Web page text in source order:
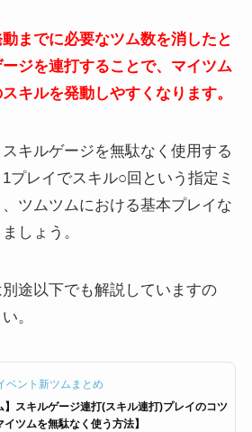
までに必要なツム数を消したと
ジを連打することで、マイツム
キルを発動しやすくなります。
キルゲージを無駄なく使用する
プレイでスキル○回という指定ミ
ツムツムにおける基本プレイな
しょう。
途以下でも解説していますの
。
ベント新ツムまとめ
】スキルゲージ連打(スキル連打)プレイのコツ
イツムを無駄なく使う方法】